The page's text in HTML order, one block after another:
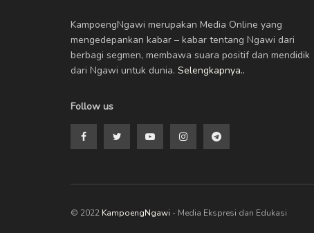
KampoengNgawi merupakan Media Online yang
mengedepankan kabar – kabar tentang Ngawi dari
berbagi segmen, membawa suara positif dan mendidik
dari Ngawi untuk dunia. Selengkapnya..
Follow us
© 2022 KampoengNgawi - Media Ekspresi dan Edukasi